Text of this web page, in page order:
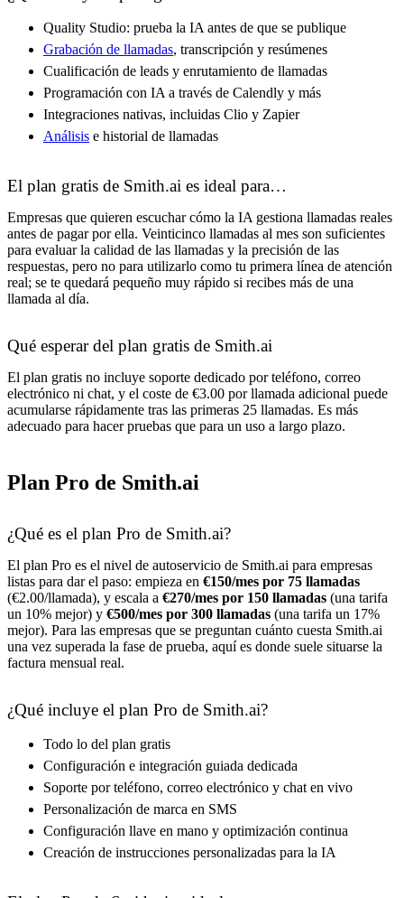
Quality Studio: prueba la IA antes de que se publique
Grabación de llamadas, transcripción y resúmenes
Cualificación de leads y enrutamiento de llamadas
Programación con IA a través de Calendly y más
Integraciones nativas, incluidas Clio y Zapier
Análisis e historial de llamadas
El plan gratis de Smith.ai es ideal para…
Empresas que quieren escuchar cómo la IA gestiona llamadas reales
antes de pagar por ella. Veinticinco llamadas al mes son suficientes
para evaluar la calidad de las llamadas y la precisión de las
respuestas, pero no para utilizarlo como tu primera línea de atención
real; se te quedará pequeño muy rápido si recibes más de una
llamada al día.
Qué esperar del plan gratis de Smith.ai
El plan gratis no incluye soporte dedicado por teléfono, correo
electrónico ni chat, y el coste de €3.00 por llamada adicional puede
acumularse rápidamente tras las primeras 25 llamadas. Es más
adecuado para hacer pruebas que para un uso a largo plazo.
Plan Pro de Smith.ai
¿Qué es el plan Pro de Smith.ai?
El plan Pro es el nivel de autoservicio de Smith.ai para empresas
listas para dar el paso: empieza en €150/mes por 75 llamadas
(€2.00/llamada), y escala a €270/mes por 150 llamadas (una tarifa
un 10% mejor) y €500/mes por 300 llamadas (una tarifa un 17%
mejor). Para las empresas que se preguntan cuánto cuesta Smith.ai
una vez superada la fase de prueba, aquí es donde suele situarse la
factura mensual real.
¿Qué incluye el plan Pro de Smith.ai?
Todo lo del plan gratis
Configuración e integración guiada dedicada
Soporte por teléfono, correo electrónico y chat en vivo
Personalización de marca en SMS
Configuración llave en mano y optimización continua
Creación de instrucciones personalizadas para la IA